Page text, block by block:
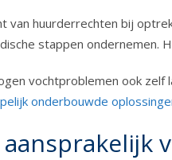
van huurderrechten bij
stappen ondernemen.
vochtproblemen ook
onderbouwde
aansprakelijk